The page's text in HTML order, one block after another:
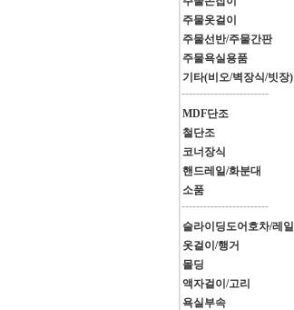
주물옷걸이
주물선반/주물간판
주물욕실용품
기타(비오/벽장식/빗장)
------------------------
MDF단조
철단조
코너장식
핸드레일/화분대
소품
------------------------
슬라이딩도어호차/레일
옷걸이/행거
몰딩
액자걸이/고리
욕실부속